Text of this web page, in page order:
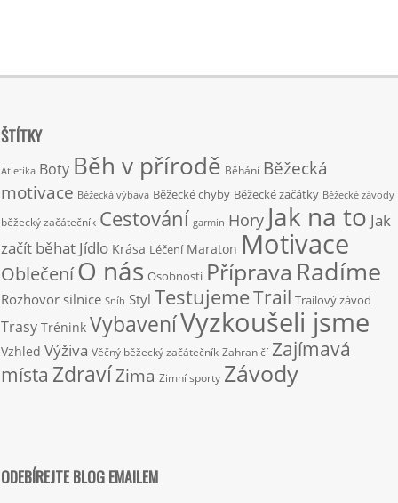
ŠTÍTKY
Atletika Boty Běh v přírodě Běhání Běžecká
motivace Běžecká výbava Běžecké chyby Běžecké začátky Běžecké závody
běžecký začátečník Cestování garmin Hory Jak na to Jak
začít běhat Jídlo Krása Léčení Maraton Motivace
OblečeníO nás Osobnosti Příprava Radíme
Rozhovor silnice Sníh Styl TestujemeTrail Trailový závod
Trasy Trénink VybaveníVyzkoušeli jsme
Vzhled Výživa Věčný běžecký začátečník Zahraničí Zajímavá
místa ZdravíZima Zimní sporty Závody
ODEBÍREJTE BLOG EMAILEM